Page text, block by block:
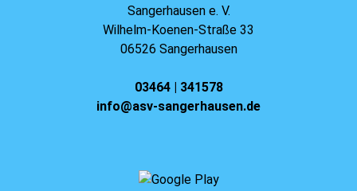
Sangerhausen e. V.
Wilhelm-Koenen-Straße 33
06526 Sangerhausen
03464 | 341578
info@asv-sangerhausen.de